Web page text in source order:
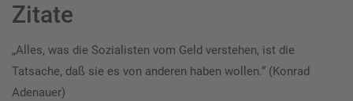
Zitate
„Alles, was die Sozialisten vom Geld verstehen, ist die
Tatsache, daß sie es von anderen haben wollen.“ (Konrad
Adenauer)